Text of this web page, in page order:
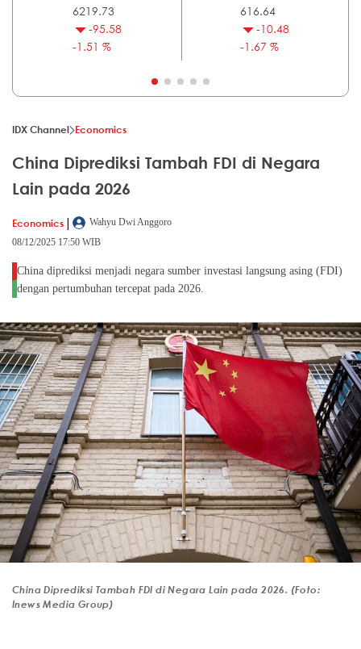
6219.73
-95.58
-1.51 %
616.64
-10.48
-1.67 %
IDX Channel Economics
China Diprediksi Tambah FDI di Negara
Lain pada 2026
Economics |
Wahyu Dwi Anggoro
08/12/2025 17:50 WIB
China diprediksi menjadi negara sumber investasi langsung asing (FDI)
dengan pertumbuhan tercepat pada 2026.
China Diprediksi Tambah FDI di Negara Lain pada 2026. (Foto:
Inews Media Group)